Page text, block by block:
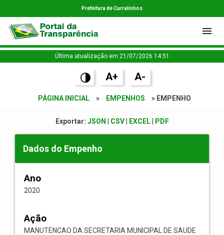
Prefeitura de Curralinhos
Última atualização em 21/07/2026 14:51
A+ A-
PÁGINA INICIAL » EMPENHOS » EMPENHO
Exportar: JSON CSV| EXCEL| PDF
Dados do Empenho
Ano
2020
Ação
MANUTENCAO DA SECRETARIA MUNICIPAL DE SAUDE